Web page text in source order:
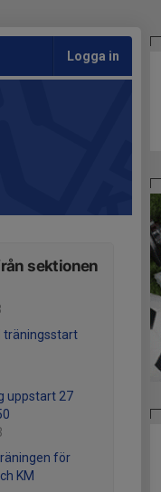
Logga in
sektionen
träningsstart
uppstart 27
för
KM